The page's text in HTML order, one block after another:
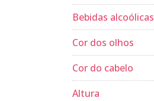
Bebidas alcoólicas
Cor dos olhos
Cor do cabelo
Altura